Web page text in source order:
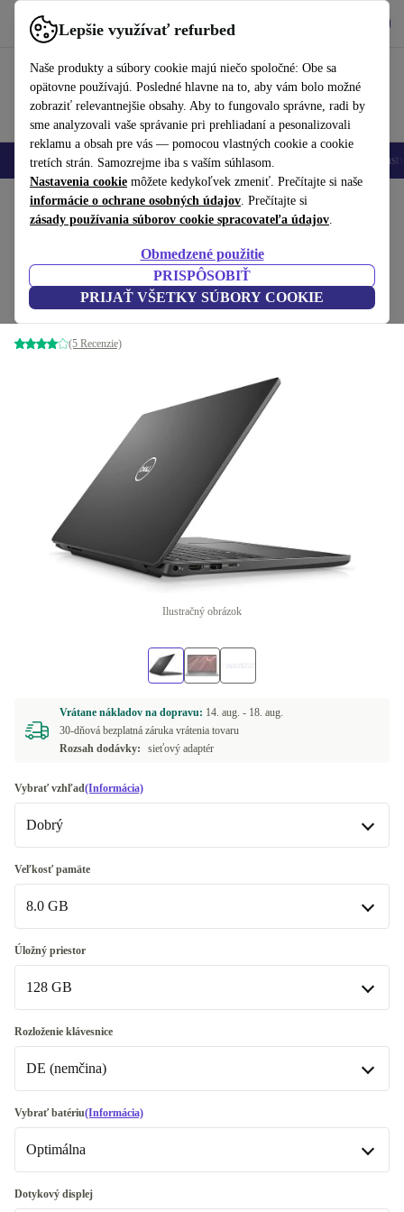
Lepšie využívať refurbed
Naše produkty a súbory cookie majú niečo spoločné: Obe sa
opätovne používajú. Posledné hlavne na to, aby vám bolo možné
zobraziť relevantnejšie obsahy. Aby to fungovalo správne, radi by
sme analyzovali vaše správanie pri prehliadaní a pesonalizovali
reklamu a obsah pre vás — pomocou vlastných cookie a cookie
tretích strán. Samozrejme iba s vaším súhlasom.
Nastavenia cookie môžete kedykoľvek zmeniť. Prečítajte si naše
informácie o ochrane osobných údajov. Prečítajte si
zásady používania súborov cookie spracovateľa údajov.
Obmedzené použitie
PRISPÔSOBIŤ
PRIJAŤ VŠETKY SÚBORY COOKIE
používať refurbed rýchlo a jednoducho
Mobilné telefóny Laptopy Tablety Inteligentné hodinky
Domov Produkty Notebooky Notebooky Dell
Dell Latitude 7430 | i7-1265U |
14"
8 GB | 128 GB SSD | FHD | Touch | čierna | Win
(5 Recenzie)
449,00 €
1 799,00 €
Ilustračný obrázok
Vrátane nákladov na dopravu: 14. aug. - 18. aug.
30-dňová bezplatná záruka vrátenia tovaru
Rozsah dodávky:
sieťový adaptér
Vybrať vzhľad(Informácia)
Dobrý
Dobrý
Veľmi dobrý +20,00 €
Veľkosť pamäte
8.0 GB
8.0 GB
16.0 GB +70,00 €
32.0 GB
Úložný priestor
128 GB
128 GB
180 GB
240 GB
256 GB
480 GB
Rozloženie klávesnice
DE (nemčina)
DE (nemčina)
Dostupné v iných kombináciách
UK (UK angličtina)
Vybrať batériu(Informácia)
Optimálna
Optimálna
Dotykový displej